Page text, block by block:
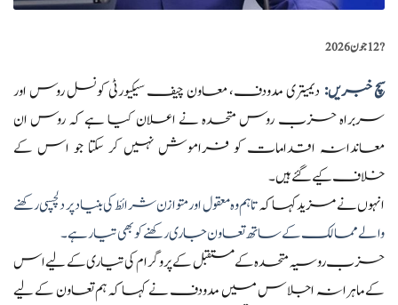
?️12 جون 2026
سچ خبریں: دیمیتری مدودف، معاون چیف سیکیورٹی کونسل روس اور
سربراہ حزب روس متحدہ نے اعلان کیا ہے کہ روس ان
معاندانہ اقدامات کو فراموش نہیں کر سکتا جو اس کے
خلاف کیے گئے ہیں۔
انہوں نے مزید کہا کہتاہم وہ معقول اور متوازن شرائط کی بنیاد پر دلچسپی رکھنے
والے ممالک کے ساتھ تعاون جاری رکھنے کو بھی تیار ہے۔
حزب روسیہ متحدہ کے مستقبل کے پروگرام کی تیاری کے لیے اس
کے ماہرانہ اجلاس میں مدودف نے کہا کہ ہم تعاون کے لیے